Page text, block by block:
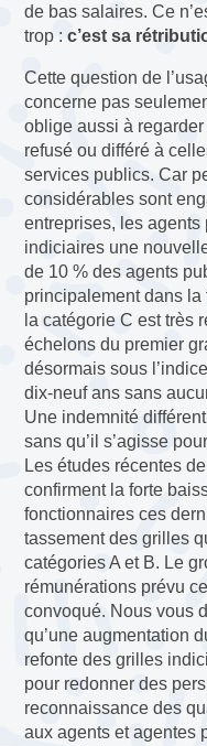
de bas salaires. Ce
trop :c’est sa
Cette question de
concerne pas
oblige aussi à
refusé ou différé à
services publics. Car
considérables sont
entreprises, les
indiciaires une
de 10 % des agents
principalement dans
la catégorie C est très
échelons du premier
désormais sous
dix-neuf ans sans
Une indemnité
sans qu’il s’agisse
Les études récentes
confirment la forte
fonctionnaires ces
tassement des grilles
catégories A et B. Le
rémunérations prévu
convoqué. Nous vous
qu’une augmentation
refonte des grilles
pour redonner des
reconnaissance des
aux agents et agentes